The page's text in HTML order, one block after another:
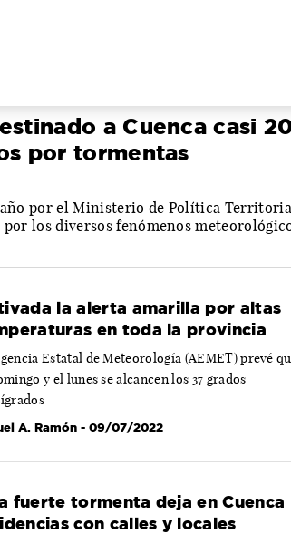
a Cuenca casi
por tormentas
año por el Ministerio de Política
los diversos fenómenos
la alerta amarilla por altas
en toda la provincia
Estatal de Meteorología (AEMET) prevé
y el lunes se alcancen los 37 grados
A. Ramón - 09/07/2022
fuerte tormenta deja en Cuenca
con calles y locales